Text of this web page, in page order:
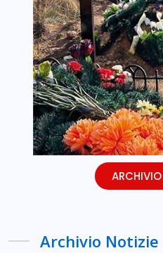
Archivio Notizie